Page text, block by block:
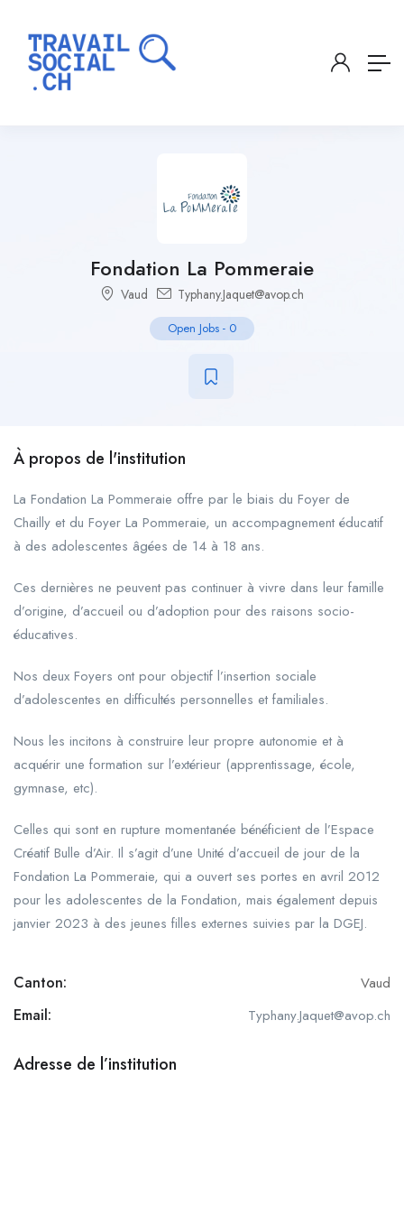
Fondation La Pommeraie
Vaud Typhany.Jaquet@avop.ch
Open Jobs - 0
À propos de l'institution
La Fondation La Pommeraie offre par le biais du Foyer de
Chailly et du Foyer La Pommeraie, un accompagnement éducatif
à des adolescentes âgées de 14 à 18 ans.
Ces dernières ne peuvent pas continuer à vivre dans leur famille
d’origine, d’accueil ou d’adoption pour des raisons socio-
éducatives.
Nos deux Foyers ont pour objectif l’insertion sociale
d’adolescentes en difficultés personnelles et familiales.
Nous les incitons à construire leur propre autonomie et à
acquérir une formation sur l’extérieur (apprentissage, école,
gymnase, etc).
Celles qui sont en rupture momentanée bénéficient de l’Espace
Créatif Bulle d’Air. Il s’agit d’une Unité d’accueil de jour de la
Fondation La Pommeraie, qui a ouvert ses portes en avril 2012
pour les adolescentes de la Fondation, mais également depuis
janvier 2023 à des jeunes filles externes suivies par la DGEJ.
Canton: Vaud
Email: Typhany.Jaquet@avop.ch
Adresse de l’institution